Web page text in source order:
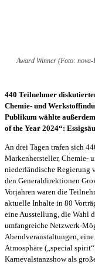
Award Winner (Foto:
440 Teilnehmer
Chemie- und
Publikum wählte
of the Year 2024“:
An drei Tagen trafen sich
Markenhersteller, Chemie-
niederländische Regierung
den Generaldirektionen
Vorjahren waren die
aktuelle Inhalte in 80
eine Ausstellung, die Wahl
umfangreiche Netzwerk-
Abendveranstaltungen,
Atmosphäre („special
Karnevalstanzshow als